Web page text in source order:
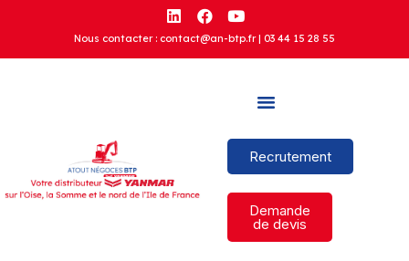
Nous contacter : contact@an-btp.fr | 03 44 15 28 55
Recrutement
Demande
de devis